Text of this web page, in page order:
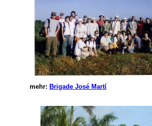
mehr: Brigade José Martí